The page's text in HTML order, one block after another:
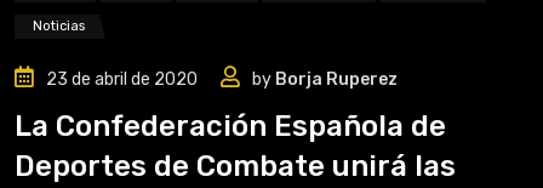
Noticias
23 de abril de 2020 by Borja Ruperez
La Confederación Española de
Deportes de Combate unirá las